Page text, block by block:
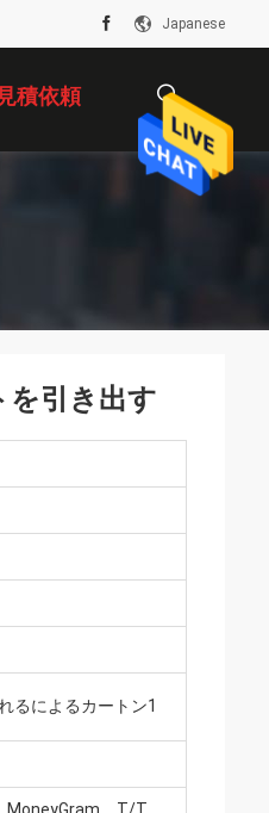
Japanese
見積依頼
を引き出す
るによるカートン1